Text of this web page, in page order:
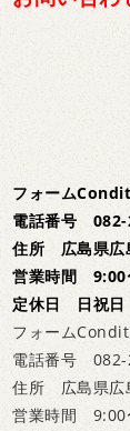
フォーム
電話番号 082-
住所 広島県広
営業時間 9:00
定休日 日祝日
フォーム
電話番号 082-
住所 広島県広
営業時間 9:00